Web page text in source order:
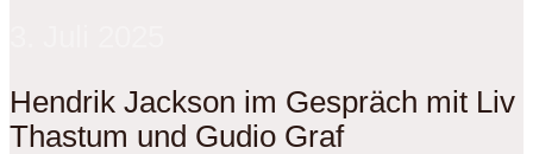
Hendrik Jackson im Gespräch mit Liv
Thastum und Gudio Graf